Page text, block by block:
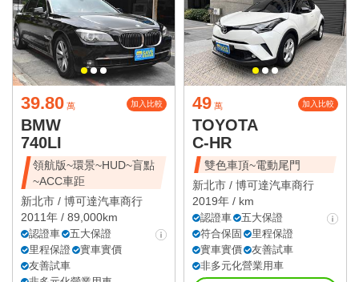
39.80 萬 加入比較
BMW
740LI
領航版~環景~HUD~盲點
~ACC車距
新北市 / 博可達汽車商行
2011年 / 89,000km
認證車
五大保證
里程保證
實車實價
友善試車
49 萬 加入比較
TOYOTA
C-HR
雙色車頂~電動尾門
新北市 / 博可達汽車商行
2019年 / km
認證車
五大保證
符合保固
里程保證
實車實價
友善試車
非多元化營業用車